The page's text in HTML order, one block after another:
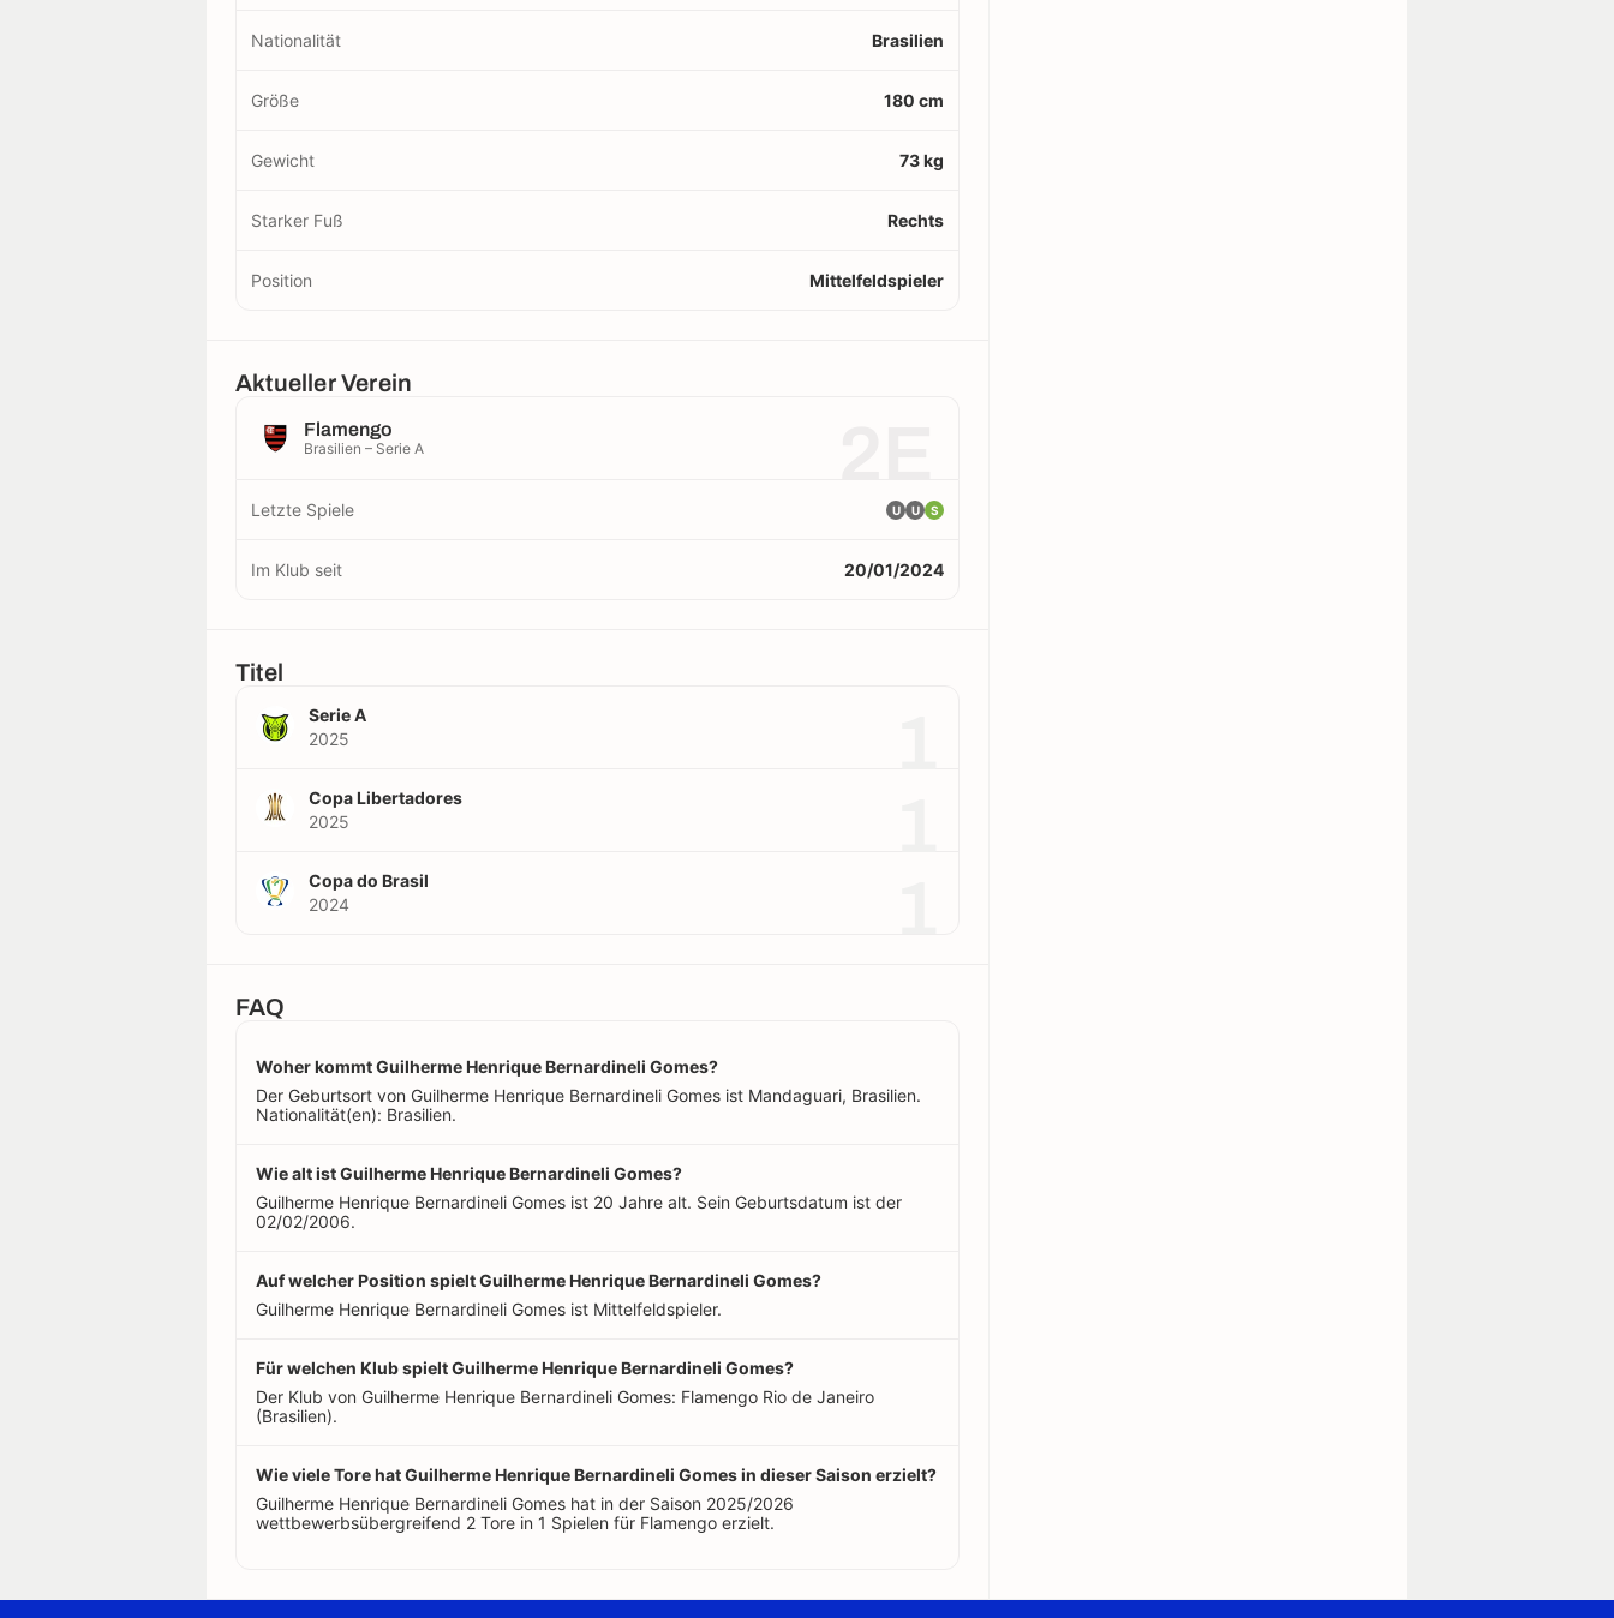
Nationalität Brasilien
Größe 180 cm
Gewicht 73 kg
Starker Fuß Rechts
Position Mittelfeldspieler
Aktueller Verein
Flamengo
Brasilien – Serie A
Letzte Spiele U U S
Im Klub seit 20/01/2024
Titel
Serie A
2025
Copa Libertadores
2025
Copa do Brasil
2024
FAQ
Woher kommt Guilherme Henrique Bernardineli Gomes?
Der Geburtsort von Guilherme Henrique Bernardineli Gomes ist Mandaguari, Brasilien.
Nationalität(en): Brasilien.
Wie alt ist Guilherme Henrique Bernardineli Gomes?
Guilherme Henrique Bernardineli Gomes ist 20 Jahre alt. Sein Geburtsdatum ist der
02/02/2006.
Auf welcher Position spielt Guilherme Henrique Bernardineli Gomes?
Guilherme Henrique Bernardineli Gomes ist Mittelfeldspieler.
Für welchen Klub spielt Guilherme Henrique Bernardineli Gomes?
Der Klub von Guilherme Henrique Bernardineli Gomes: Flamengo Rio de Janeiro
(Brasilien).
Wie viele Tore hat Guilherme Henrique Bernardineli Gomes in dieser Saison erzielt?
Guilherme Henrique Bernardineli Gomes hat in der Saison 2025/2026
wettbewerbsübergreifend 2 Tore in 1 Spielen für Flamengo erzielt.